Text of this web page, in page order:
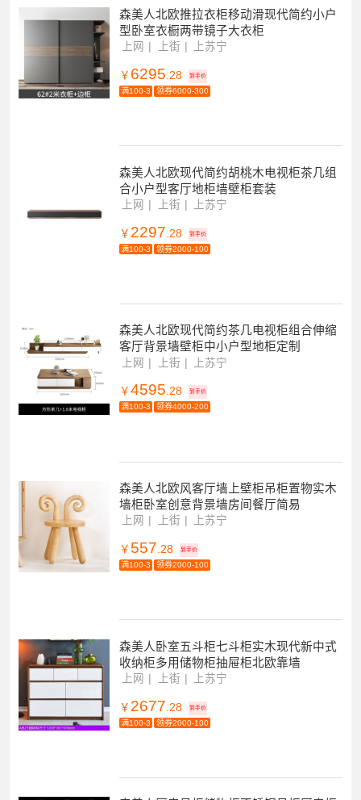
森美人北欧推拉衣柜移动滑现代简约小户
型卧室衣橱两带镜子大衣柜
上网 上街 上苏宁
￥ 6295.28 到手价
满100-3 领券6000-300
森美人北欧现代简约胡桃木电视柜茶几组
合小户型客厅地柜墙壁柜套装
上网 上街 上苏宁
￥ 2297 .28 到手价
满100-3 领券2000-100
森美人北欧现代简约茶几电视柜组合伸缩
客厅背景墙壁柜中小户型地柜定制
上网 上街 上苏宁
￥ 4595.28 到手价
满100-3 领券4000-200
森美人北欧风客厅墙上壁柜吊柜置物实木
墙柜卧室创意背景墙房间餐厅简易
上网 上街 上苏宁
￥ 557.28 到手价
满100-3 领券2000-100
森美人卧室五斗柜七斗柜实木现代新中式
收纳柜多用储物柜抽屉柜北欧靠墙
上网 上街 上苏宁
￥ 2677 .28 到手价
满100-3 领券2000-100